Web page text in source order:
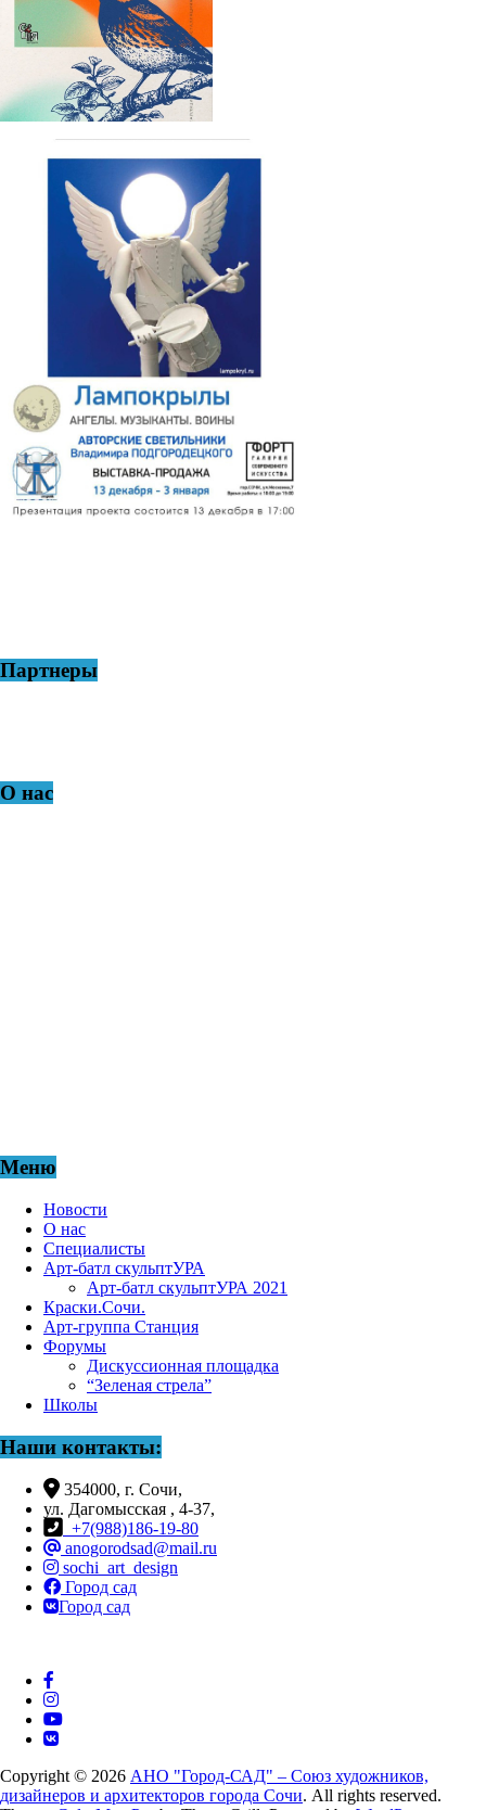
Партнеры
О нас
Меню
Новости
О нас
Специалисты
Арт-батл скульптУРА
Арт-батл скульптУРА 2021
Краски.Сочи.
Арт-группа Станция
Форумы
Дискуссионная площадка
“Зеленая стрела”
Школы
Наши контакты:
354000, г. Сочи,
ул. Дагомысская , 4-37,
+7(988)186-19-80
anogorodsad@mail.ru
sochi_art_design
Город сад
Город сад
Copyright © 2026 АНО "Город-САД" – Союз художников,
дизайнеров и архитекторов города Сочи. All rights reserved.